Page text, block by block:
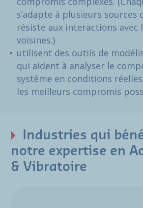
s’adapte à plusieurs
résiste aux interactions avec
voisines.)
utilisent des outils de
qui aident à analyser le
système en conditions
les meilleurs compromis
Industries qui
notre expertise en
& Vibratoire